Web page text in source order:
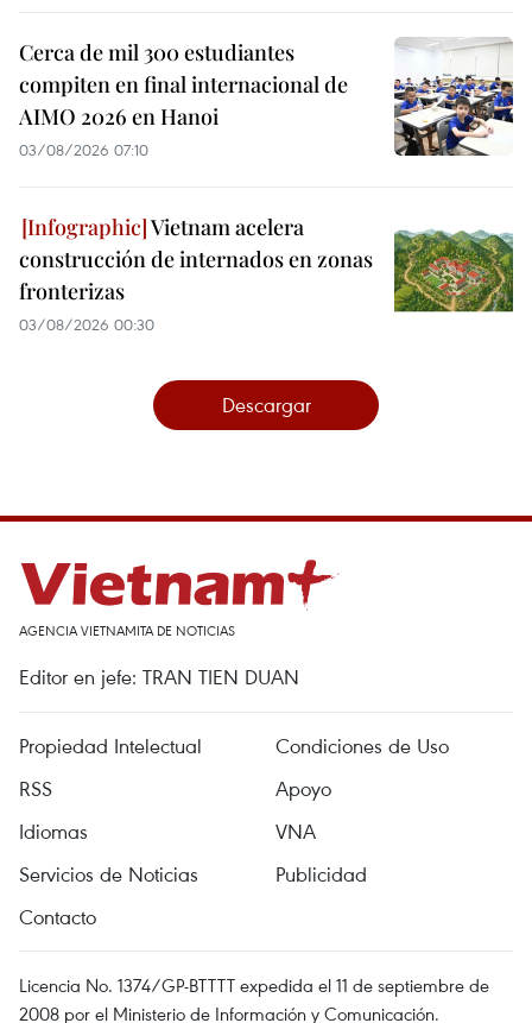
Cerca de mil 300 estudiantes
compiten en final internacional de
AIMO 2026 en Hanoi
03/08/2026 07:10
Vietnam acelera
construcción de internados en zonas
fronterizas
03/08/2026 00:30
Descargar
AGENCIA VIETNAMITA DE NOTICIAS
Editor en jefe: TRAN TIEN DUAN
Propiedad Intelectual
Condiciones de Uso
RSS
Apoyo
Idiomas
VNA
Servicios de Noticias
Publicidad
Contacto
Licencia No. 1374/GP-BTTTT expedida el 11 de septiembre de
2008 por el Ministerio de Información y Comunicación.